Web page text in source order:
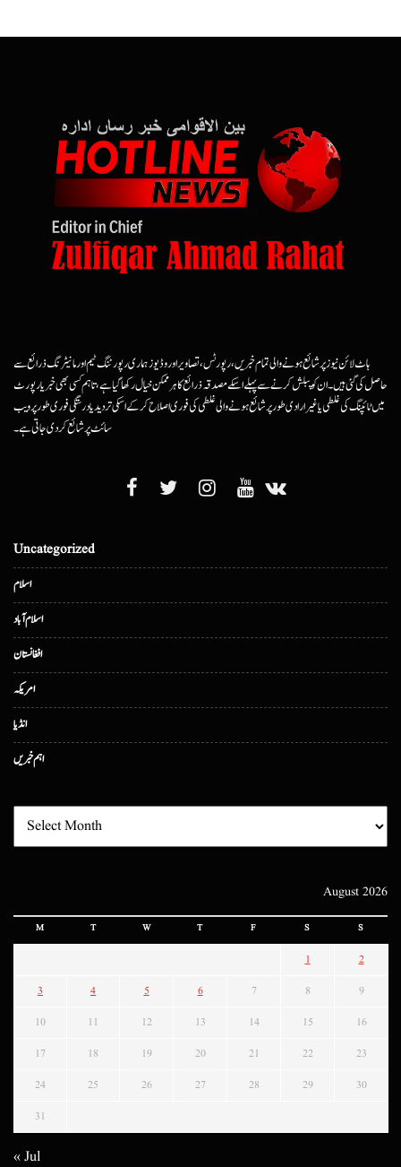
ہاٹ لائن نیوز پر شائع ہونے والی تمام خبریں، رپورٹس، تصاویر اور وڈیوز ہماری رپورٹنگ ٹیم اور مانیٹرنگ ذرائع سے
حاصل کی گئی ہیں۔ ان کو پبلش کرنے سے پہلے اسکے مصدقہ ذرائع کا ہرممکن خیال رکھا گیا ہے، تاہم کسی بھی خبر یا رپورٹ
میں ٹائپنگ کی غلطی یا غیرارادی طور پر شائع ہونے والی غلطی کی فوری اصلاح کرکے اسکی تردید یا درستگی فوری طور پر ویب
سائٹ پر شائع کردی جاتی ہے۔
Uncategorized
اسلام
اسلام آباد
افغانستان
امریکہ
انڈیا
اہم خبریں
August 2026
M T W T F S S
1 2
3 4 5 6 7 8 9
10 11 12 13 14 15 16
17 18 19 20 21 22 23
24 25 26 27 28 29 30
31
« Jul